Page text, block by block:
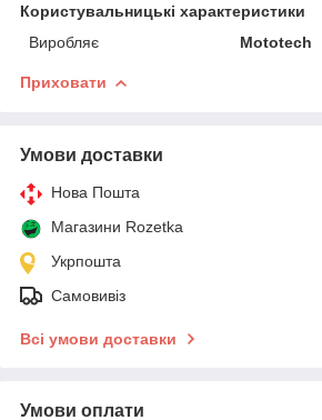
Користувальницькі характеристики
Виробляє
Mototech
Приховати
Умови доставки
Нова Пошта
Магазини Rozetka
Укрпошта
Самовивіз
Всі умови доставки
Умови оплати